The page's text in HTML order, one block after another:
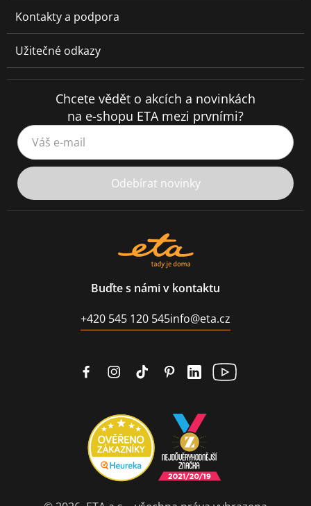
Kontakty a podpora
Užitečné odkazy
Chcete vědět o akcích a novinkách
na e-shopu ETA mezi prvními?
Váš e-mail
Odebírat novinky
Buďte s námi v kontaktu
+420 545 120 545info@eta.cz